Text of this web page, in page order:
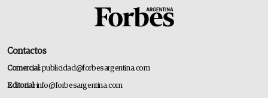
Contactos
Comercial:publicidad@forbesargentina.com
Editorial:info@forbesargentina.com